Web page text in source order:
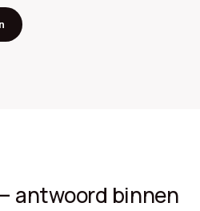
antwoord binnen